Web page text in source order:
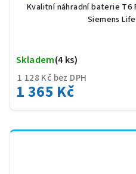
Kvalitní náhradní baterie
Siemens
1 128 Kč bez DPH
1 365 Kč
Skladem(4 ks)